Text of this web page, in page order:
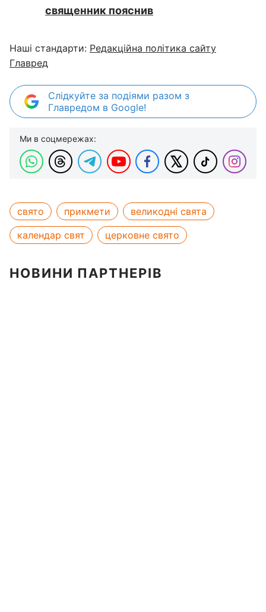
священник пояснив
Наші стандарти: Редакційна політика сайту
Главред
Слідкуйте за подіями разом з
Главредом в Google!
Ми в соцмережах:
свято прикмети
великодні свята
календар свят
церковне свято
НОВИНИ ПАРТНЕРІВ